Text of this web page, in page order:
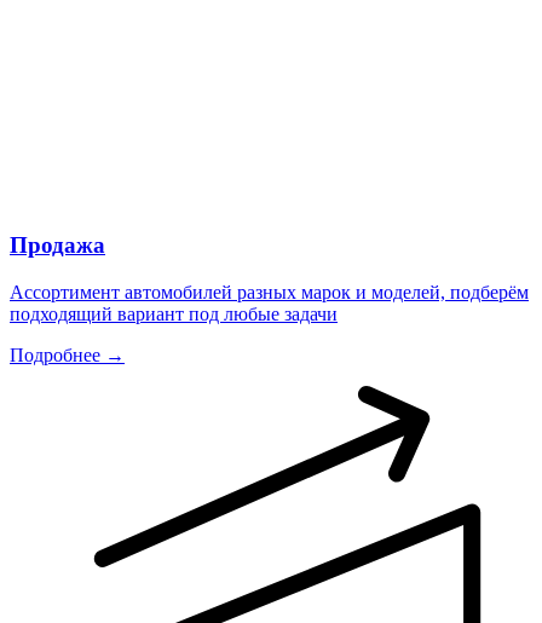
Продажа
Ассортимент автомобилей разных марок и моделей, подберём
подходящий вариант под любые задачи
Подробнее →